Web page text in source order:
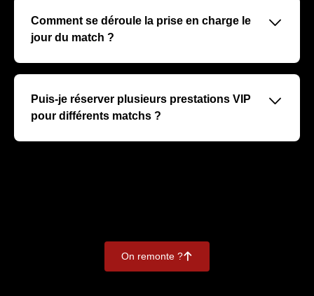
de gamme, un accueil personnalisé, et parfois des
rencontres avec des joueurs ou invités.
Comment se déroule la prise en charge le
jour du match ?
􀆈
Un accueil dédié vous sera réservé à votre arrivée, avec
VIP pour une expérience fluide et exclusive.
Puis-je réserver plusieurs prestations VIP
pour différents matchs ?
􀆈
Absolument, vous pouvez réserver pour plusieurs
On remonte ?􀄨